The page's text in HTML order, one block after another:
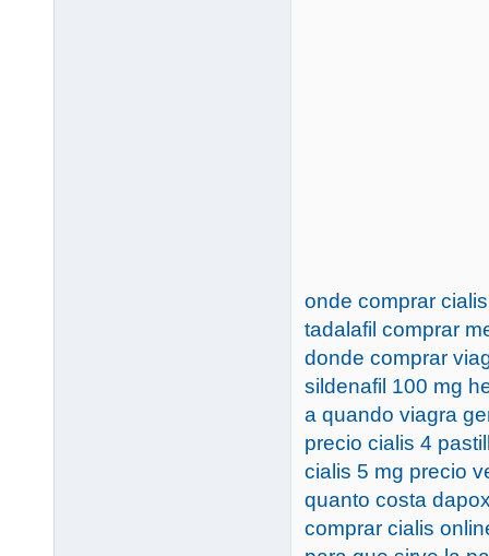
onde comprar
tadalafil comprar
donde comprar
sildenafil 100 mg
a quando viagra
precio cialis 4
cialis 5 mg precio
quanto costa
comprar cialis